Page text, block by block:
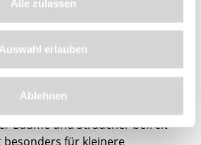
Alle zulassen
Auswahl erlauben
Ablehnen
wintergrün oder
etwas Zuwendung,
laubwerfenden Pflanzen in der
Immergrüne Blätter
Bäume und Sträucher befreit
besonders für kleinere